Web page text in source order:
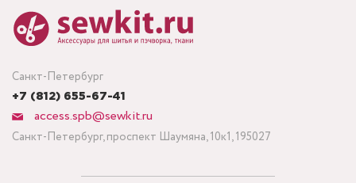
Санкт-Петербург
+7 (812) 655-67-41
access.spb@sewkit.ru
Санкт-Петербург, проспект Шаумяна, 10к1, 195027